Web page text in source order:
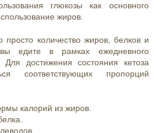
глюкозы как основного
жиров.
количество жиров, белков и
едите в рамках ежедневного
Для достижения состояния кетоза
соответствующих пропорций
калорий из жиров.